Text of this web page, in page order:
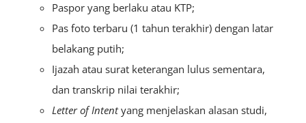
Paspor yang berlaku atau KTP;
Pas foto terbaru (1 tahun terakhir) dengan latar
belakang putih;
Ijazah atau surat keterangan lulus sementara,
dan transkrip nilai terakhir;
Letter of Intentyang menjelaskan alasan studi,